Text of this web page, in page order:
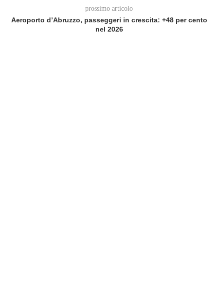
prossimo articolo
Aeroporto d’Abruzzo, passeggeri in crescita: +48 per cento
nel 2026